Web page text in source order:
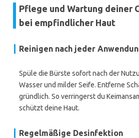
Pflege und Wartung deiner
bei empfindlicher Haut
Reinigen nach jeder
Spüle die Bürste sofort nach der
Wasser und milder Seife. Entferne
gründlich. So verringerst du
schützt deine Haut.
Regelmäßige Desinfektion